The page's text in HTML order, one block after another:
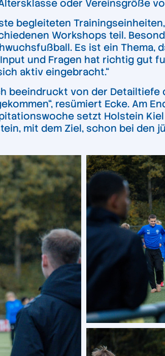
oder Vereinsgröße
begleiteten
Workshops teil.
Es ist ein Thema,
und Fragen hat richtig gut
aktiv eingebracht.“
beeindruckt von der
resümiert Ecke. Am
setzt Holstein
mit dem Ziel, schon bei den